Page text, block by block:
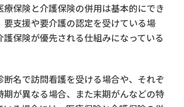
療保険と介護保険の併用は基本的にでき
要支援や要介護の認定を受けている場
護保険が優先される仕組みになっている
断名で訪問看護を受ける場合や、それぞ
期が異なる場合、また末期がんなどの特